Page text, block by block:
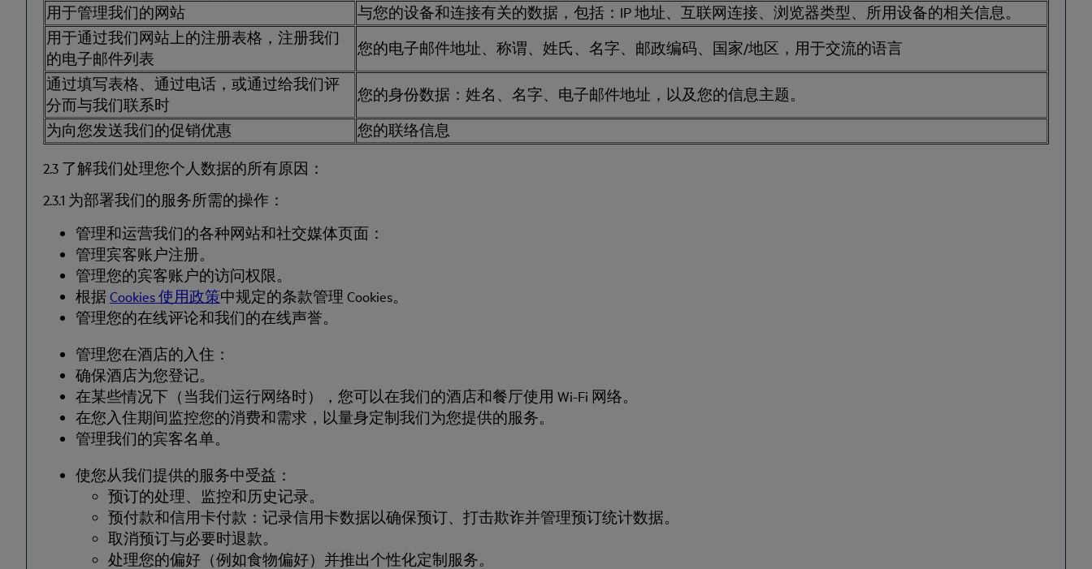
用于管理我们的网站
与您的设备和连接有关的数据，包括：IP 地址、互联网连接、浏览器类型、所用设备的相关信息。
用于通过我们网站上的注册表格，注册我们
的电子邮件列表
您的电子邮件地址、称谓、姓氏、名字、邮政编码、国家/地区，用于交流的语言
通过填写表格、通过电话，或通过给我们评
分而与我们联系时
您的身份数据：姓名、名字、电子邮件地址，以及您的信息主题。
为向您发送我们的促销优惠
您的联络信息
2.3 了解我们处理您个人数据的所有原因：
2.3.1 为部署我们的服务所需的操作：
管理和运营我们的各种网站和社交媒体页面：
管理宾客账户注册。
管理您的宾客账户的访问权限。
根据Cookies 使用政策中规定的条款管理 Cookies。
管理您的在线评论和我们的在线声誉。
管理您在酒店的入住：
确保酒店为您登记。
在某些情况下（当我们运行网络时），您可以在我们的酒店和餐厅使用 Wi-Fi 网络。
在您入住期间监控您的消费和需求，以量身定制我们为您提供的服务。
管理我们的宾客名单。
使您从我们提供的服务中受益：
预订的处理、监控和历史记录。
预付款和信用卡付款：记录信用卡数据以确保预订、打击欺诈并管理预订统计数据。
取消预订与必要时退款。
处理您的偏好（例如食物偏好）并推出个性化定制服务。